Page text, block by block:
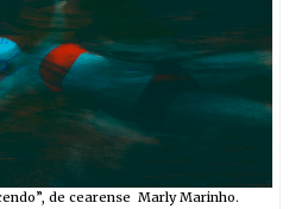
de cearense Marly Marinho.